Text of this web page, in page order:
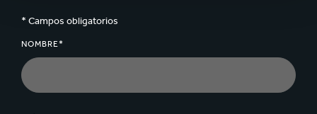
* Campos obligatorios
NOMBRE*